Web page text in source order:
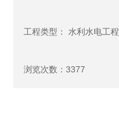
工程类型： 水利水电工程
浏览次数：3377